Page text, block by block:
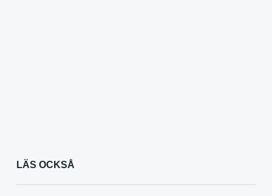
LÄS OCKSÅ